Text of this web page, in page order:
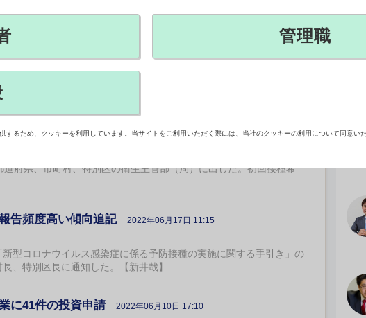
で再冷凍し使用
新型コロナ予防接種の間違い防止に関する事務連絡（17日付）
管部（局）に出した。【新井哉】
センター終了を容認
府県、市町村、特別区の衛生主管部（局）に出した。初回接種希
告頻度高い傾向追記 2022年06月17日 11:15
型コロナウイルス感染症に係る予防接種の実施に関する手引き」の
、特別区長に通知した。【新井哉】
に41件の投資申請 2022年06月10日 17:10
管理職
するため、クッキーを利用しています。当サイトをご利用いただく際には、当社のクッキーの利用について同意い